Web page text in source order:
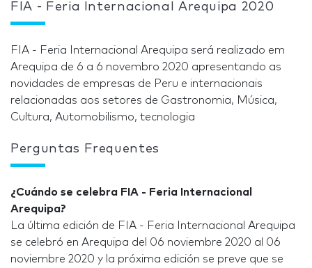
FIA - Feria Internacional Arequipa 2020
FIA - Feria Internacional Arequipa será realizado em
Arequipa de 6 a 6 novembro 2020 apresentando as
novidades de empresas de Peru e internacionais
relacionadas aos setores de Gastronomia, Música,
Cultura, Automobilismo, tecnologia
Perguntas Frequentes
¿Cuándo se celebra FIA - Feria Internacional
Arequipa?
La última edición de FIA - Feria Internacional Arequipa
se celebró en Arequipa del 06 noviembre 2020 al 06
noviembre 2020 y la próxima edición se preve que se